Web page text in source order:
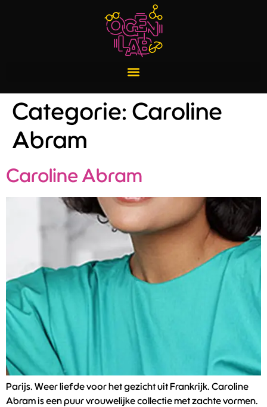
Categorie: Caroline
Abram
Caroline Abram
Parijs. Weer liefde voor het gezicht uit Frankrijk. Caroline
Abram is een puur vrouwelijke collectie met zachte vormen.